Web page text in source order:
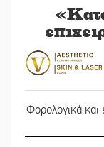
Φορολογικά και